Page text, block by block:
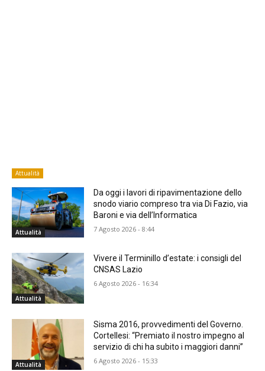
Attualità
Attualità
Da oggi i lavori di ripavimentazione dello
snodo viario compreso tra via Di Fazio, via
Baroni e via dell’Informatica
7 Agosto 2026 - 8:44
Attualità
Vivere il Terminillo d’estate: i consigli del
CNSAS Lazio
6 Agosto 2026 - 16:34
Attualità
Sisma 2016, provvedimenti del Governo.
Cortellesi: “Premiato il nostro impegno al
servizio di chi ha subito i maggiori danni”
6 Agosto 2026 - 15:33